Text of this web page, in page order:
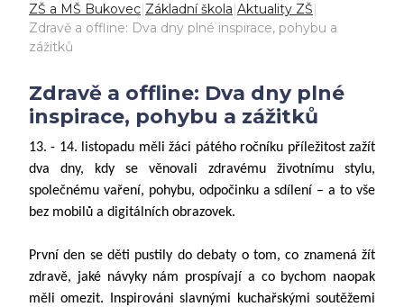
ZŠ a MŠ Bukovec|Základní škola|Aktuality ZŠ|
Zdravě a offline: Dva dny plné inspirace, pohybu a
zážitků
Zdravě a offline: Dva dny plné
inspirace, pohybu a zážitků
13. - 14. listopadu měli žáci pátého ročníku příležitost zažít
dva dny, kdy se věnovali zdravému životnímu stylu,
společnému vaření, pohybu, odpočinku a sdílení – a to vše
bez mobilů a digitálních obrazovek.
První den se děti pustily do debaty o tom, co znamená žít
zdravě, jaké návyky nám prospívají a co bychom naopak
měli omezit. Inspirováni slavnými kuchařskými soutěžemi